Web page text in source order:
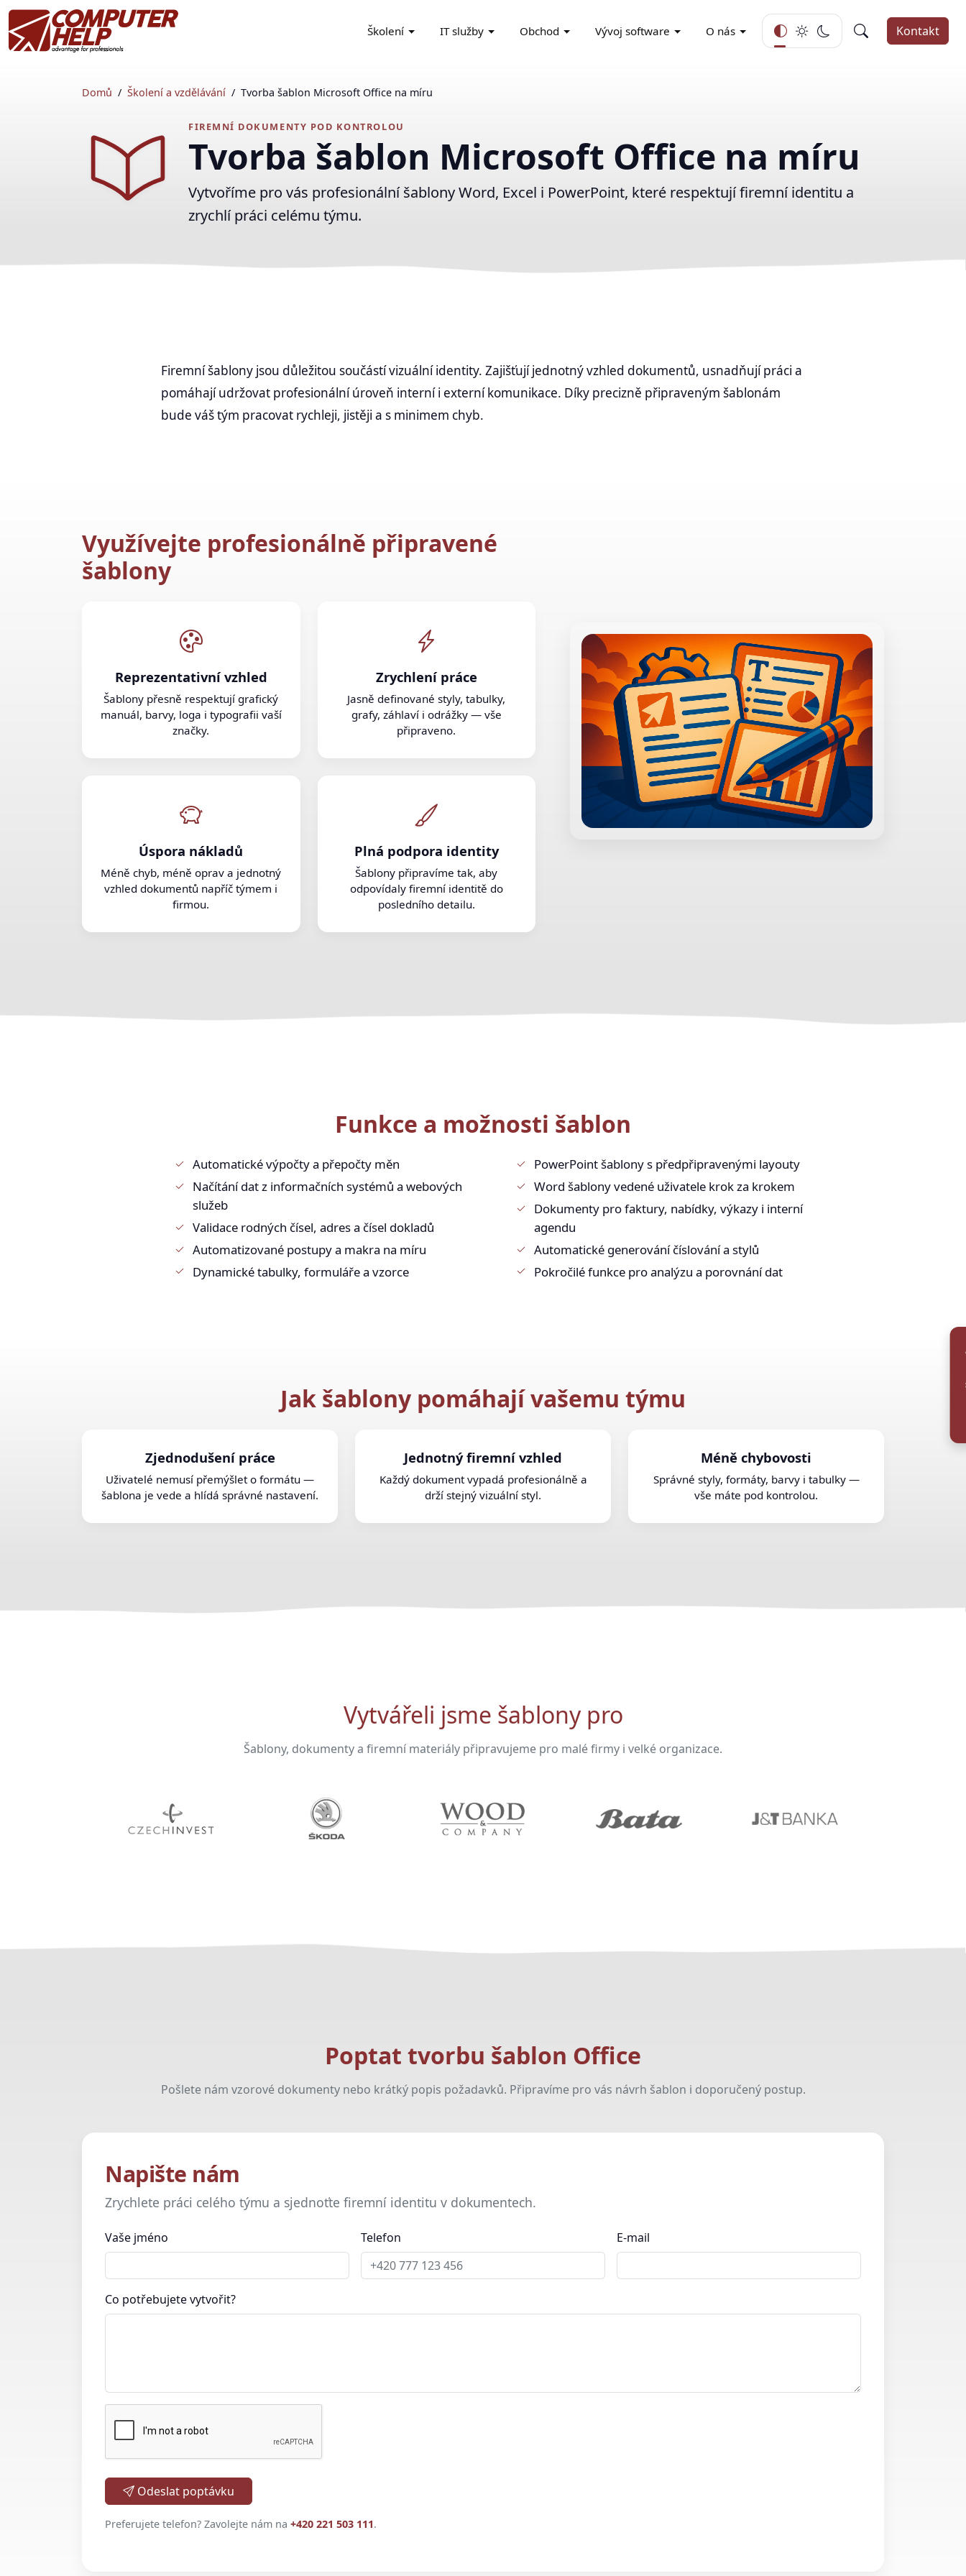
Školení IT služby Obchod Vývoj software O nás Kontakt
Domů Školení a vzdělávání Tvorba šablon Microsoft Office na míru
FIREMNÍ DOKUMENTY POD KONTROLOU
Tvorba šablon Microsoft Office na míru
Vytvoříme pro vás profesionální šablony Word, Excel i PowerPoint, které respektují firemní identitu a
zrychlí práci celému týmu.
Firemní šablony jsou důležitou součástí vizuální identity. Zajišťují jednotný vzhled dokumentů, usnadňují práci a
pomáhají udržovat profesionální úroveň interní i externí komunikace. Díky precizně připraveným šablonám
bude váš tým pracovat rychleji, jistěji a s minimem chyb.
Využívejte profesionálně připravené
šablony
Reprezentativní vzhled
Šablony přesně respektují grafický
manuál, barvy, loga i typografii vaší
značky.
Zrychlení práce
Jasně definované styly, tabulky,
grafy, záhlaví i odrážky — vše
připraveno.
Úspora nákladů
Méně chyb, méně oprav a jednotný
vzhled dokumentů napříč týmem i
firmou.
Plná podpora identity
Šablony připravíme tak, aby
odpovídaly firemní identitě do
posledního detailu.
Funkce a možnosti šablon
Automatické výpočty a přepočty měn
Načítání dat z informačních systémů a webových
služeb
Validace rodných čísel, adres a čísel dokladů
Automatizované postupy a makra na míru
Dynamické tabulky, formuláře a vzorce
PowerPoint šablony s předpřipravenými layouty
Word šablony vedené uživatele krok za krokem
Dokumenty pro faktury, nabídky, výkazy i interní
agendu
Automatické generování číslování a stylů
Pokročilé funkce pro analýzu a porovnání dat
Jak šablony pomáhají vašemu týmu
Zjednodušení práce
Uživatelé nemusí přemýšlet o formátu —
šablona je vede a hlídá správné nastavení.
Jednotný firemní vzhled
Každý dokument vypadá profesionálně a
drží stejný vizuální styl.
Méně chybovosti
Správné styly, formáty, barvy i tabulky —
vše máte pod kontrolou.
Vytvářeli jsme šablony pro
Šablony, dokumenty a firemní materiály připravujeme pro malé firmy i velké organizace.
Poptat tvorbu šablon Office
Pošlete nám vzorové dokumenty nebo krátký popis požadavků. Připravíme pro vás návrh šablon i doporučený postup.
Napište nám
Zrychlete práci celého týmu a sjednoťte firemní identitu v dokumentech.
Vaše jméno Telefon E-mail
Co potřebujete vytvořit?
Odeslat poptávku
Preferujete telefon? Zavolejte nám na +420 221 503 111.